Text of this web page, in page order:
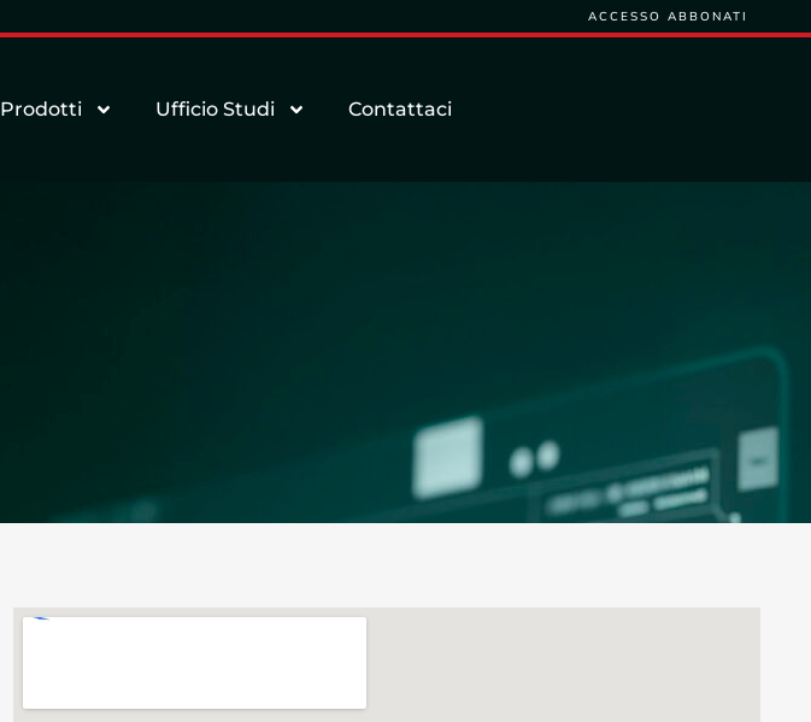
ACCESSO ABBONATI
Prodotti Ufficio Studi Contattaci